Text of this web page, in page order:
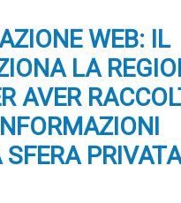
WEB: IL
LA
AVER